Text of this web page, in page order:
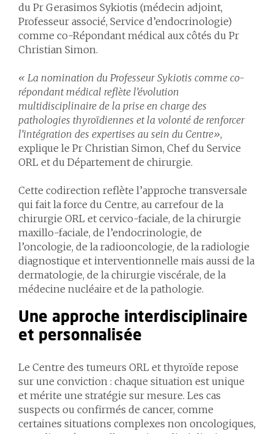
du Pr Gerasimos Sykiotis (médecin adjoint,
Professeur associé, Service d’endocrinologie)
comme co-Répondant médical aux côtés du Pr
Christian Simon.
« La nomination du Professeur Sykiotis comme co-
répondant médical reflète l’évolution
multidisciplinaire de la prise en charge des
pathologies thyroïdiennes et la volonté de renforcer
l’intégration des expertises au sein du Centre»,
explique le Pr Christian Simon, Chef du Service
ORL et du Département de chirurgie.
Cette codirection reflète l’approche transversale
qui fait la force du Centre, au carrefour de la
chirurgie ORL et cervico-faciale, de la chirurgie
maxillo-faciale, de l’endocrinologie, de
l’oncologie, de la radiooncologie, de la radiologie
diagnostique et interventionnelle mais aussi de la
dermatologie, de la chirurgie viscérale, de la
médecine nucléaire et de la pathologie.
Une approche interdisciplinaire
et personnalisée
Le Centre des tumeurs ORL et thyroïde repose
sur une conviction : chaque situation est unique
et mérite une stratégie sur mesure. Les cas
suspects ou confirmés de cancer, comme
certaines situations complexes non oncologiques,